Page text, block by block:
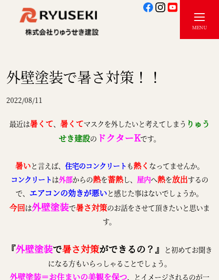
外壁塗装で暑さ対策！！
2022/08/11
最近は暑くて、 暑くてマスクを外したいと考えてしまう りゅう
せき建設の ドクターKです。
暑いと言えば、 住宅のコンクリート も熱く なってませんか。
コンクリートは外部からの熱を蓄熱し、 屋内へ熱を放出するの
で、 エアコンの効きが悪いと感じた事はないでしょうか。
今回は外壁塗装で暑さ対策のお話をさせて頂きたいと思いま
す。
『外壁塗装で暑さ対策ができるの？』
と初めてお聞き
になる方もいらっしゃることでしょう。
外壁塗装＝お住まいの美観を保つ、とイメージされるのが一